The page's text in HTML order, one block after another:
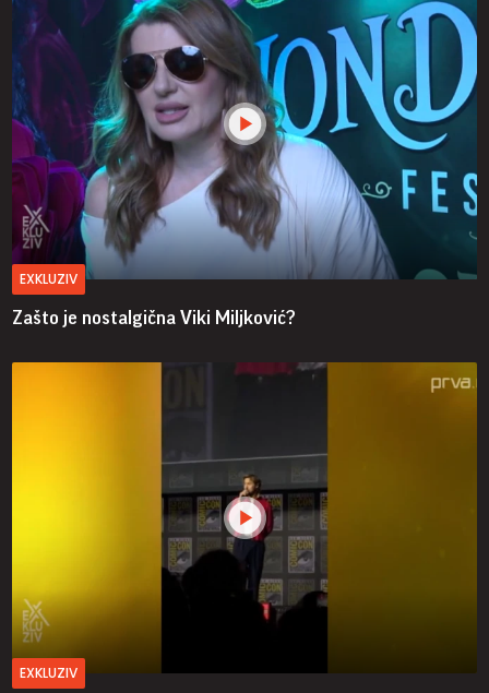
EXKLUZIV
Zašto je nostalgična Viki Miljković?
EXKLUZIV